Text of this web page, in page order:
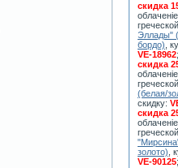
скидка
Эллады"
бордо) ,
VE-18962;
скидка
(белая/
скидку:
скидка
золото) ,
VE-90125;